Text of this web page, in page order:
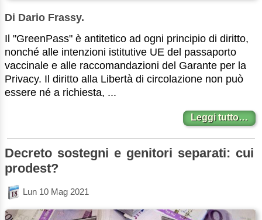
Di Dario Frassy.
Il "GreenPass" è antitetico ad ogni principio di diritto,
nonché alle intenzioni istitutive UE del passaporto
vaccinale e alle raccomandazioni del Garante per la
Privacy. Il diritto alla Libertà di circolazione non può
essere né a richiesta, ...
Leggi tutto…
Decreto sostegni e genitori separati: cui
prodest?
Lun 10 Mag 2021